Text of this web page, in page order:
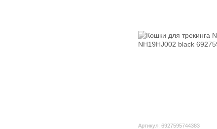
Артикул: 6927595744383